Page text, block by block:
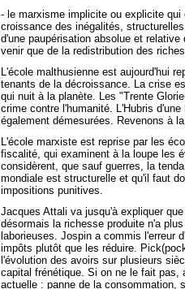
- le marxisme implicite ou explicite
croissance des inégalités,
d'une paupérisation absolue et
venir que de la redistribution des
L'école malthusienne est aujourd'hui
tenants de la décroissance. La crise
qui nuit à la planète. Les "Trente
crime contre l'humanité. L'Hubris
également démesurées. Revenons à
L'école marxiste est reprise par les
fiscalité, qui examinent à la loupe les
considèrent, que sauf guerres, la
mondiale est structurelle et qu'il faut
impositions punitives.
Jacques Attali va jusqu'à expliquer
désormais la richesse produite n'a
laborieuses. Jospin a commis l'erreur
impôts plutôt que les réduire.
l'évolution des avoirs sur plusieurs
capital frénétique. Si on ne le fait pas,
actuelle : panne de la consommation,